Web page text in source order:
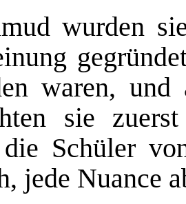
wurden
waren,
sie
die Schüler
jede Nuance